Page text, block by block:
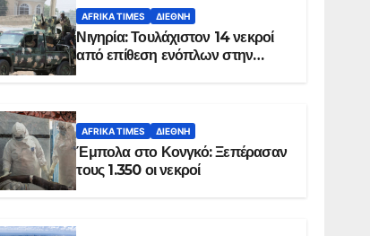
AFRIKA TIMES ΔΙΕΘΝΉ
Νιγηρία: Τουλάχιστον 14 νεκροί
από επίθεση ενόπλων στην
AFRIKA TIMES ΔΙΕΘΝΉ
Έμπολα στο Κονγκό: Ξεπέρασαν
τους 1.350 οι νεκροί